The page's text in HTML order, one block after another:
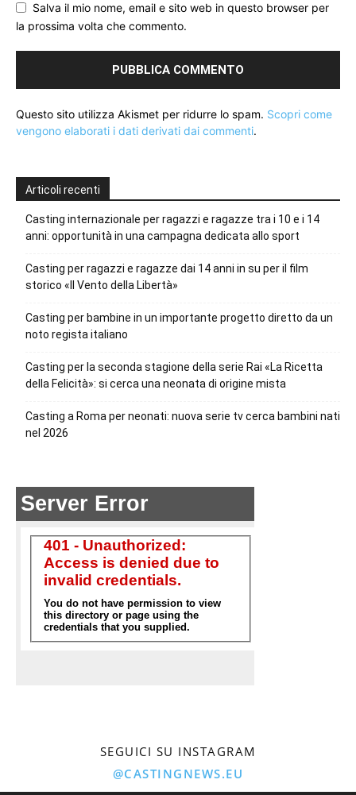
Salva il mio nome, email e sito web in questo browser per
la prossima volta che commento.
Questo sito utilizza Akismet per ridurre lo spam. Scopri come
vengono elaborati i dati derivati dai commenti.
Articoli recenti
Casting internazionale per ragazzi e ragazze tra i 10 e i 14
anni: opportunità in una campagna dedicata allo sport
Casting per ragazzi e ragazze dai 14 anni in su per il film
storico «Il Vento della Libertà»
Casting per bambine in un importante progetto diretto da un
noto regista italiano
Casting per la seconda stagione della serie Rai «La Ricetta
della Felicità»: si cerca una neonata di origine mista
Casting a Roma per neonati: nuova serie tv cerca bambini nati
nel 2026
SEGUICI SU INSTAGRAM
@CASTINGNEWS.EU